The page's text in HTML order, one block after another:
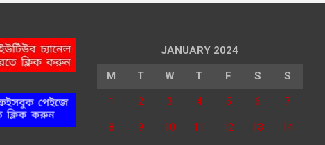
JANUARY 2024
M T W T F S S
1 2 3 4 5 6 7
8 9 10 11 12 13 14